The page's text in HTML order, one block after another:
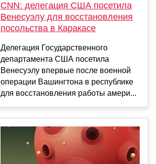
CNN: делегация США посетила
Венесуэлу для восстановления
посольства в Каракасе
Делегация Государственного
департамента США посетила
Венесуэлу впервые после военной
операции Вашингтона в республике
для восстановления работы амери...